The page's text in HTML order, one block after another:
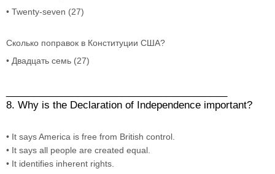
• Twenty-seven (27)
Сколько поправок в Конституции США?
• Двадцать семь (27)
8. Why is the Declaration of Independence important?
• It says America is free from British control.
• It says all people are created equal.
• It identifies inherent rights.